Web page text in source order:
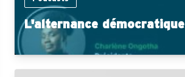
L'alternance démocratique